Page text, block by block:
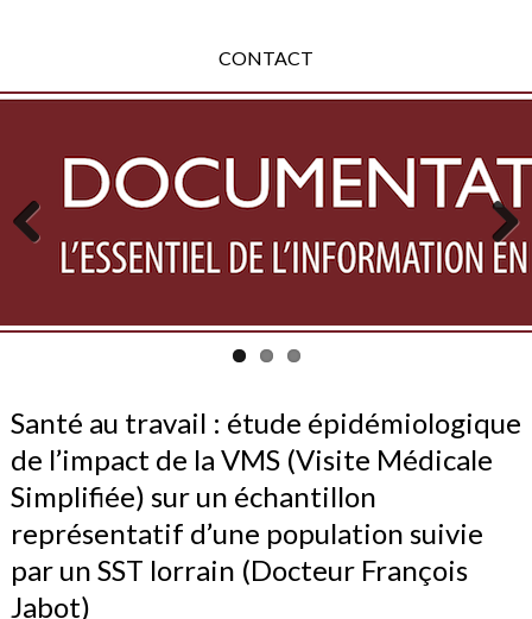
CONTACT
Previous Next
Santé au travail : étude épidémiologique
de l’impact de la VMS (Visite Médicale
Simplifiée) sur un échantillon
représentatif d’une population suivie
par un SST lorrain (Docteur François
Jabot)